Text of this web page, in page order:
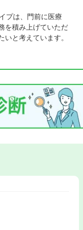
プは、門前に医療
を積み上げていただ
と考えています。